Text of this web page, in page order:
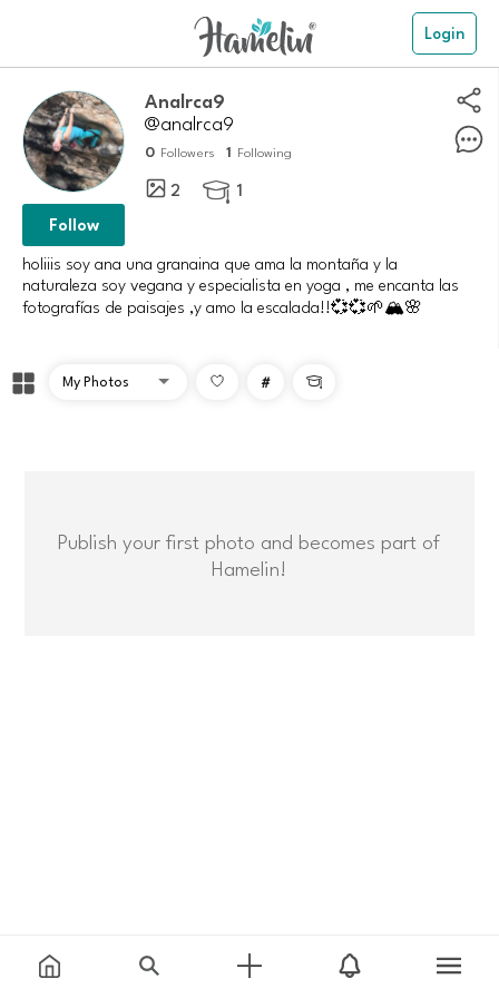
Login
analrca9
@analrca9
0 Followers 1 Following
2  1
Follow
holiiis soy ana una granaina que ama la montaña y la
naturaleza soy vegana y especialista en yoga , me encanta las
fotografías de paisajes ,y amo la escalada!!💞💞🌱🏔️🌸
# 
Publish your first photo and becomes part of
Hamelin!